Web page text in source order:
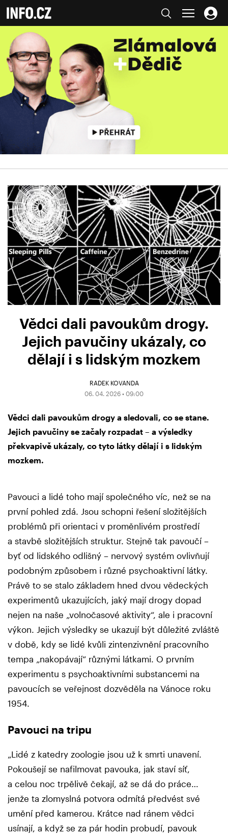
Vědci dali pavoukům drogy.
Jejich pavučiny ukázaly, co
dělají i s lidským mozkem
RADEK KOVANDA
06. 04. 2026 • 09:00
Vědci dali pavoukům drogy a sledovali, co se stane.
Jejich pavučiny se začaly rozpadat – a výsledky
překvapivě ukázaly, co tyto látky dělají i s lidským
mozkem.
Pavouci a lidé toho mají společného víc, než se na
první pohled zdá. Jsou schopni řešení složitějších
problémů při orientaci v proměnlivém prostředí
a stavbě složitějších struktur. Stejně tak pavoučí –
byť od lidského odlišný – nervový systém ovlivňují
podobným způsobem i různé psychoaktivní látky.
Právě to se stalo základem hned dvou vědeckých
experimentů ukazujících, jaký mají drogy dopad
nejen na naše „volnočasové aktivity“, ale i pracovní
výkon. Jejich výsledky se ukazují být důležité zvláště
v době, kdy se lidé kvůli zintenzivnění pracovního
tempa „nakopávají“ různými látkami. O prvním
experimentu s psychoaktivními substancemi na
pavoucích se veřejnost dozvěděla na Vánoce roku
1954.
Pavouci na tripu
„Lidé z katedry zoologie jsou už k smrti unavení.
Pokoušejí se nafilmovat pavouka, jak staví síť,
a celou noc trpělivě čekají, až se dá do práce…
jenže ta zlomyslná potvora odmítá předvést své
umění před kamerou. Krátce nad ránem vědci
usínají, a když se za pár hodin probudí, pavouk